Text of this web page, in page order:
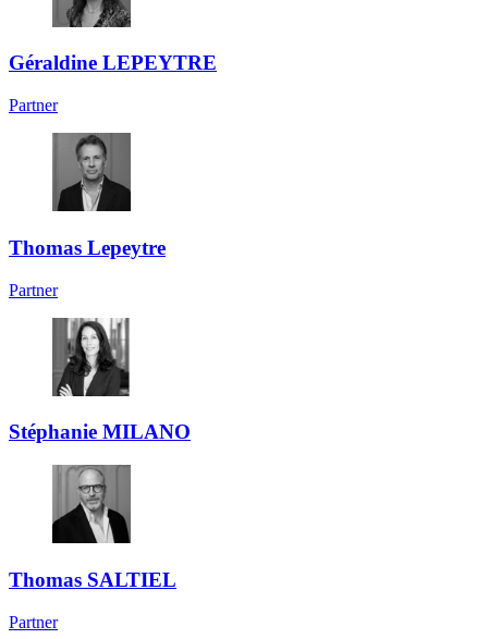
Géraldine LEPEYTRE
Partner
Thomas Lepeytre
Partner
Stéphanie MILANO
Thomas SALTIEL
Partner